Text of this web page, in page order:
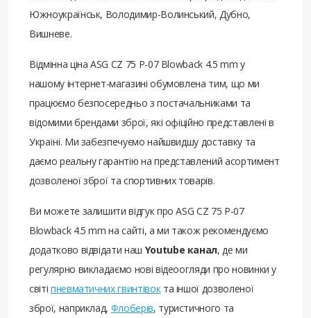
Южноукраїнськ, Володимир-Волинський, Дубно,
Вишневе.
Відмінна ціна ASG CZ 75 P-07 Blowback 4.5 mm у
нашому інтернет-магазині обумовлена ​​тим, що ми
працюємо безпосередньо з постачальниками та
відомими брендами зброї, які офіційно представлені в
Україні. Ми забезпечуємо найшвидшу доставку та
даємо реальну гарантію на представлений асортимент
дозволеної зброї та спортивних товарів.
Ви можете залишити відгук про ASG CZ 75 P-07
Blowback 4.5 mm на сайті, а ми також рекомендуємо
додатково відвідати наш Youtube канал, де ми
регулярно викладаємо нові відеоогляди про новинки у
світі пневматичних гвинтівокта іншої дозволеної
зброї, наприклад, Флоберів, туристичного та